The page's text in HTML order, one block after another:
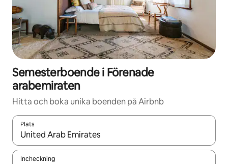
Semesterboende i Förenade
arabemiraten
Hitta och boka unika boenden på Airbnb
Plats
När resultaten är tillgängliga kan du navigera med upp- och
Incheckning